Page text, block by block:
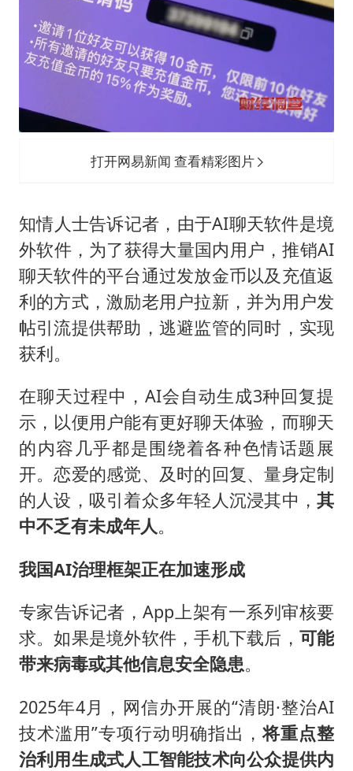
打开网易新闻 查看精彩图片
知情人士告诉记者，由于AI聊天软件是境
外软件，为了获得大量国内用户，推销AI
聊天软件的平台通过发放金币以及充值返
利的方式，激励老用户拉新，并为用户发
帖引流提供帮助，逃避监管的同时，实现
获利。
在聊天过程中，AI会自动生成3种回复提
示，以便用户能有更好聊天体验，而聊天
的内容几乎都是围绕着各种色情话题展
开。恋爱的感觉、及时的回复、量身定制
的人设，吸引着众多年轻人沉浸其中，其
中不乏有未成年人。
我国AI治理框架正在加速形成
专家告诉记者，App上架有一系列审核要
求。如果是境外软件，手机下载后， 可能
带来病毒或其他信息安全隐患。
2025年4月，网信办开展的“清朗·整治AI
技术滥用”专项行动明确指出，将重点整
治利用生成式人工智能技术向公众提供内